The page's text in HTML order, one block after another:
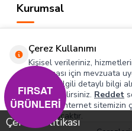
Çerez Politikası
Kurumsal
Hızlı Erişim
Sosyal
Adres & İletişim
Çerez Kullanımı
Kişisel verileriniz,
sunulması için mevzuata
Konuyla ilgili detaylı bilgi
inceleyebilirsiniz. Reddet
yalnızca internet sitemizin
kullanılacaktır.
FIRSAT
ÜRÜNLERİ